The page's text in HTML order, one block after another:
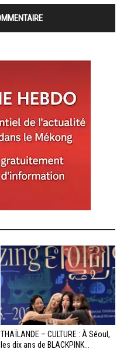
THAÏLANDE – CULTURE : À Séoul,
les dix ans de BLACKPINK...